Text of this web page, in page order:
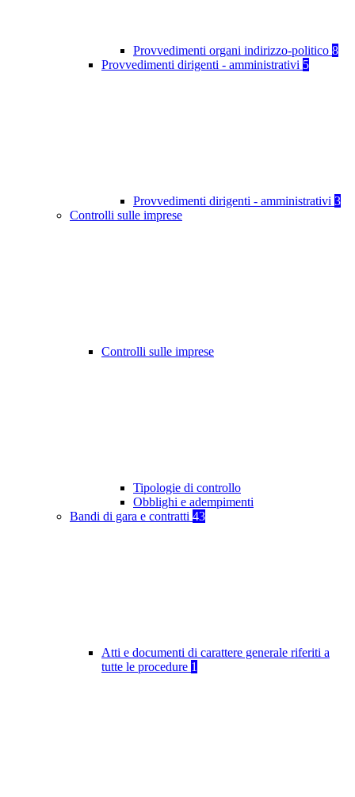
Provvedimenti organi indirizzo-politico 8
Provvedimenti dirigenti - amministrativi 5
Provvedimenti dirigenti - amministrativi 3
Controlli sulle imprese
Controlli sulle imprese
Tipologie di controllo
Obblighi e adempimenti
Bandi di gara e contratti 43
Atti e documenti di carattere generale riferiti a
tutte le procedure 1